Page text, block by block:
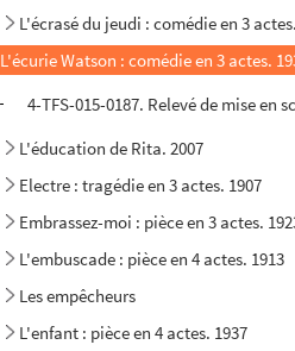
L'écrasé du jeudi : comédie en 3
L'écurie Watson : comédie en 3 actes.
4-TFS-015-0187. Relevé de mise en
L'éducation de Rita. 2007
Electre : tragédie en 3 actes. 1907
Embrassez-moi : pièce en 3 actes.
L'embuscade : pièce en 4 actes. 1913
Les empêcheurs
L'enfant : pièce en 4 actes. 1937